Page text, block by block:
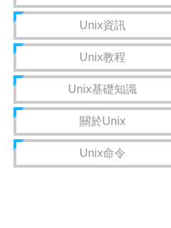
Unix資訊
Unix教程
Unix基礎知識
關於Unix
Unix命令